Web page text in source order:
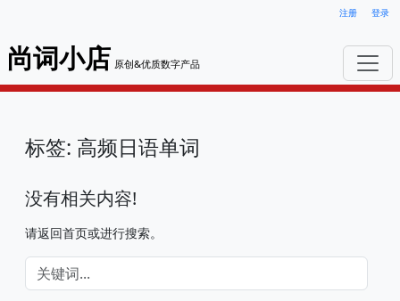
注册 登录
尚词小店 原创&优质数字产品
标签: 高频日语单词
没有相关内容!
请返回首页或进行搜索。